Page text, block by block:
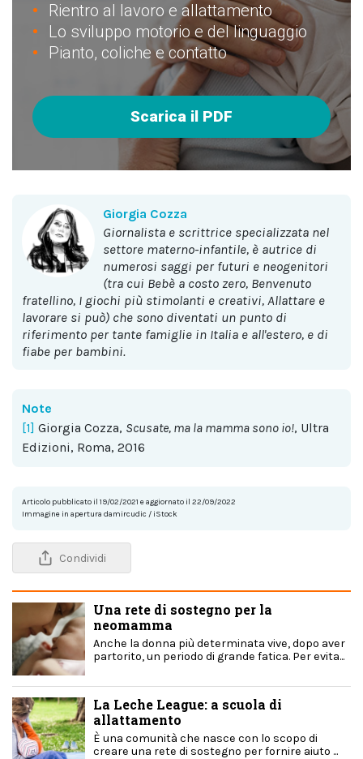
Rientro al lavoro e allattamento
Lo sviluppo motorio e del linguaggio
Pianto, coliche e contatto
Scarica il PDF
Giorgia Cozza
giornalista e scrittrice specializzata nel
settore materno-infantile, è autrice di
numerosi saggi per futuri e neogenitori
(tra cui Bebè a costo zero, Benvenuto
fratellino, I giochi più stimolanti e creativi, Allattare e
lavorare si può) che sono diventati un punto di
riferimento per tante famiglie in Italia e all'estero, e di
fiabe per bambini.
Note
[1] Giorgia Cozza, Scusate, ma la mamma sono io!, Ultra
Edizioni, Roma, 2016
Articolo pubblicato il 19/02/2021 e aggiornato il 22/09/2022
Immagine in apertura damircudic / iStock
Condividi
Una rete di sostegno per la
neomamma
Anche la donna più determinata vive, dopo aver
partorito, un periodo di grande fatica. Per evita...
La Leche League: a scuola di
allattamento
È una comunità che nasce con lo scopo di
creare una rete di sostegno per fornire aiuto ...